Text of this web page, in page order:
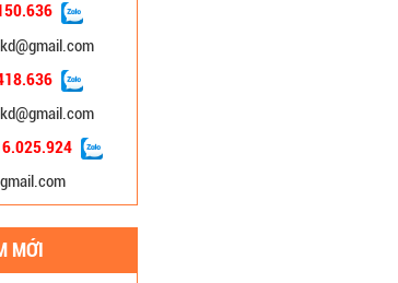
MỚI
Chiếu Sáng
Áp A-Onyx
Led Đường Phố
Mắt Lồi